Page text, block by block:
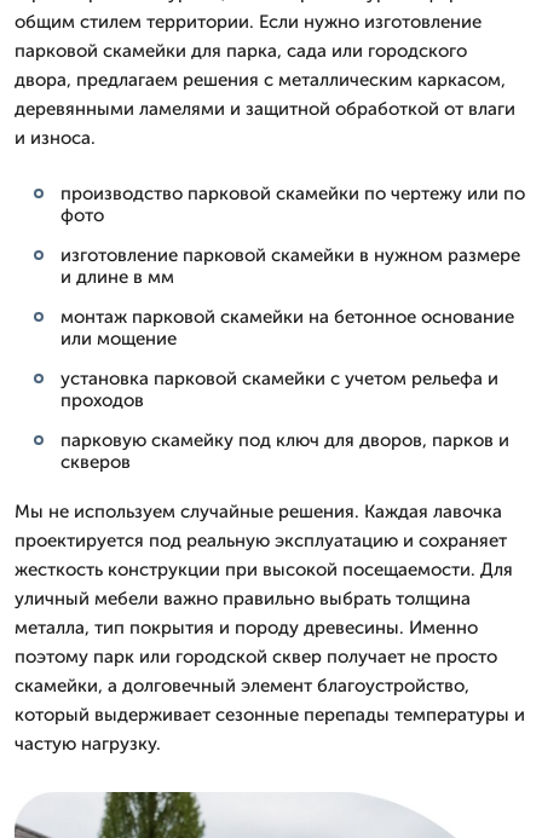
общим стилем территории. Если нужно изготовление
парковой скамейки для парка, сада или городского
двора, предлагаем решения с металлическим каркасом,
деревянными ламелями и защитной обработкой от влаги
и износа.
производство парковой скамейки по чертежу или по
фото
изготовление парковой скамейки в нужном размере
и длине в мм
монтаж парковой скамейки на бетонное основание
или мощение
установка парковой скамейки с учетом рельефа и
проходов
парковую скамейку под ключ для дворов, парков и
скверов
Мы не используем случайные решения. Каждая лавочка
проектируется под реальную эксплуатацию и сохраняет
жесткость конструкции при высокой посещаемости. Для
уличный мебели важно правильно выбрать толщина
металла, тип покрытия и породу древесины. Именно
поэтому парк или городской сквер получает не просто
скамейки, а долговечный элемент благоустройство,
который выдерживает сезонные перепады температуры и
частую нагрузку.